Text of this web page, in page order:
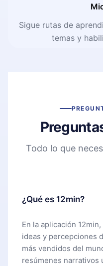
Sigue rutas de
temas y
Todo lo que
¿Qué es 12min?
En la aplicación
ideas y percepciones
más vendidos del
resúmenes narrativos